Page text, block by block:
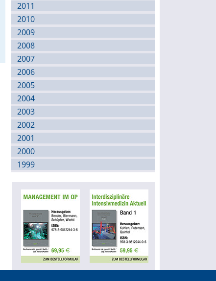
2011
2010
2009
2008
2007
2006
2005
2004
2003
2002
2001
2000
1999